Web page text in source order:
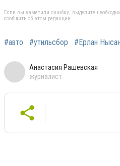
Если вы заметили ошибку, выделите
сообщить об этом редакции
#авто #утильсбор #Ерлан
Анастасия Рашевская
журналист